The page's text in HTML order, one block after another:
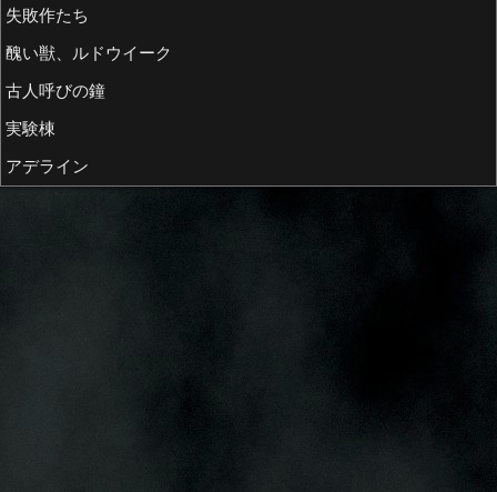
失敗作たち
醜い獣、ルドウイーク
古人呼びの鐘
実験棟
アデライン